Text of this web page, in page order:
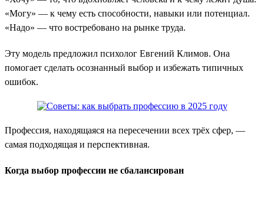
«Могу» — к чему есть способности, навыки или потенциал.
«Надо» — что востребовано на рынке труда.
Эту модель предложил психолог Евгений Климов. Она
помогает сделать осознанный выбор и избежать типичных
ошибок.
Профессия, находящаяся на пересечении всех трёх сфер, —
самая подходящая и перспективная.
Когда выбор профессии не сбалансирован